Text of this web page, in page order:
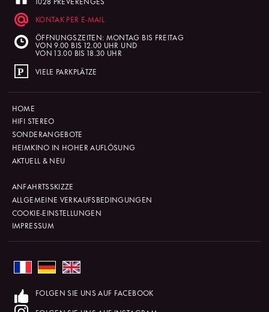
KONTAK PER E-MAIL
ÖFFNUNGSZEITEN: MONTAG BIS FREITAG
VON 9.00 BIS 12.00 UHR UND
VON 13.00 BIS 18.30 UHR
VIELE PARKPLÄTZE
HOME
HIFI STEREO
SONDERANGEBOTE
HEIMKINO IN HOHER AUFLÖSUNG
AKTUELL & NEU
ANFAHRTSSKIZZE
ALLGEMEINE VERKAUFSBEDINGUNGEN
COOKIE-EINSTELLUNGEN
IMPRESSUM
FOLGEN SIE UNS AUF FACEBOOK